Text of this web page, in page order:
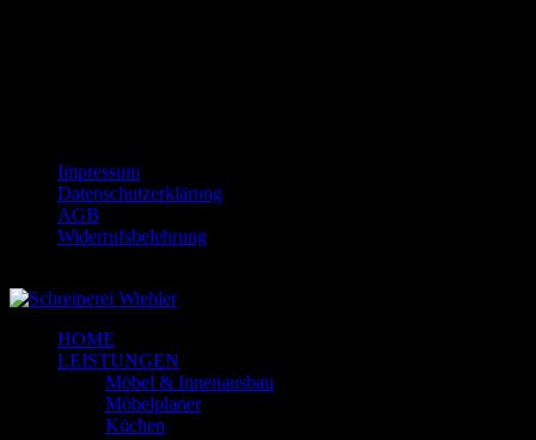
Impressum
Datenschutzerklärung
AGB
Widerrufsbelehrung
HOME
LEISTUNGEN
Möbel & Innenausbau
Möbelplaner
Küchen